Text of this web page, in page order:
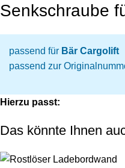
Senkschraube
passend für Bär Cargolift
passend zur
Hierzu passt:
Das könnte Ihnen